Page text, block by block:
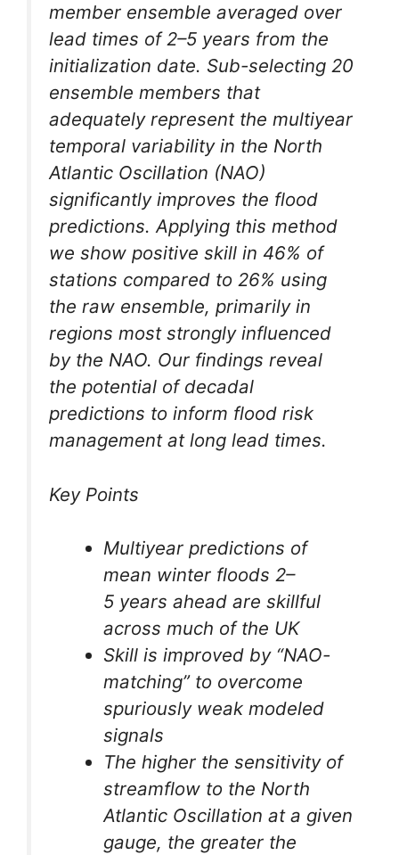
member ensemble averaged over
lead times of 2–5 years from the
initialization date. Sub-selecting 20
ensemble members that
adequately represent the multiyear
temporal variability in the North
Atlantic Oscillation (NAO)
significantly improves the flood
predictions. Applying this method
we show positive skill in 46% of
stations compared to 26% using
the raw ensemble, primarily in
regions most strongly influenced
by the NAO. Our findings reveal
the potential of decadal
predictions to inform flood risk
management at long lead times.
Key Points
Multiyear predictions of
mean winter floods 2–
5 years ahead are skillful
across much of the UK
Skill is improved by “NAO-
matching” to overcome
spuriously weak modeled
signals
The higher the sensitivity of
streamflow to the North
Atlantic Oscillation at a given
gauge, the greater the